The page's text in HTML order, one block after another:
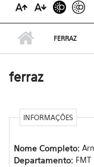
FERRAZ
ferraz
INFORMAÇÕES
Nome Completo:
Departamento: FMT